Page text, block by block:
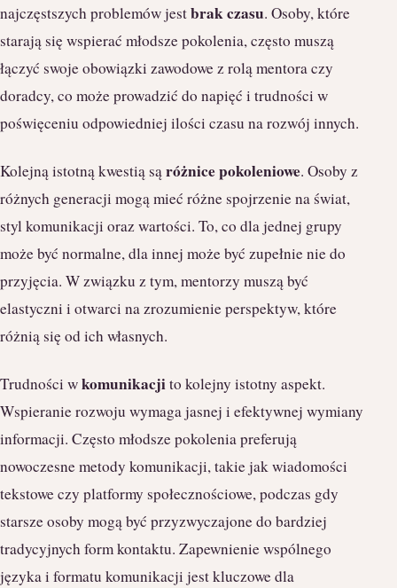
najczęstszych problemów jestbrak czasu. Osoby, które
starają się wspierać młodsze pokolenia, często muszą
łączyć swoje obowiązki zawodowe z rolą mentora czy
doradcy, co może prowadzić do napięć i trudności w
poświęceniu odpowiedniej ilości czasu na rozwój innych.
Kolejną istotną kwestią sąróżnice pokoleniowe. Osoby z
różnych generacji mogą mieć różne spojrzenie na świat,
styl komunikacji oraz wartości. To, co dla jednej grupy
może być normalne, dla innej może być zupełnie nie do
przyjęcia. W związku z tym, mentorzy muszą być
elastyczni i otwarci na zrozumienie perspektyw, które
różnią się od ich własnych.
Trudności wkomunikacjito kolejny istotny aspekt.
Wspieranie rozwoju wymaga jasnej i efektywnej wymiany
informacji. Często młodsze pokolenia preferują
nowoczesne metody komunikacji, takie jak wiadomości
tekstowe czy platformy społecznościowe, podczas gdy
starsze osoby mogą być przyzwyczajone do bardziej
tradycyjnych form kontaktu. Zapewnienie wspólnego
języka i formatu komunikacji jest kluczowe dla